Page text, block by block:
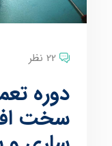
22 نظر
دوره
سخت